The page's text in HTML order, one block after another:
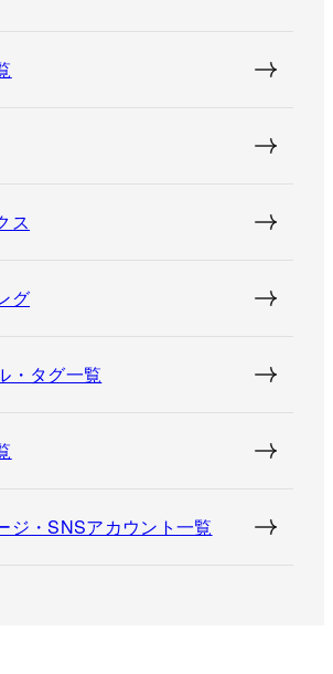
ス
グ
・タグ一覧
ジ・SNSアカウント一覧